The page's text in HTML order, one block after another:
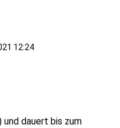
12:24
und dauert bis zum